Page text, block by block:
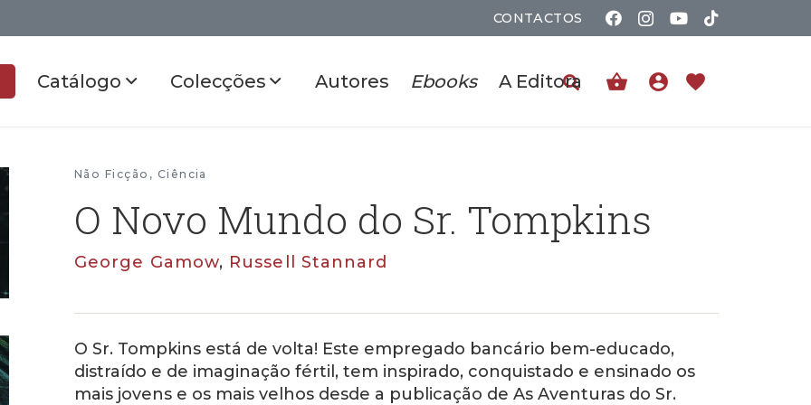
CONTACTOS
Catálogo Colecções Autores Ebooks A Editora shopping_basket account_circle favorite
Não Ficção , Ciência
O Novo Mundo do Sr. Tompkins
George Gamow, Russell Stannard
O Sr. Tompkins está de volta! Este empregado bancário bem-educado,
distraído e de imaginação fértil, tem inspirado, conquistado e ensinado os
mais jovens e os mais velhos desde a publicação de As Aventuras do Sr.